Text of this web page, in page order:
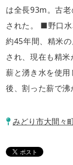
は全長93m。古
された。 ■野口
約45年間、精米
され、現在も精
薪と湧き水を使
後、割った薪で沸
みどり市大間々